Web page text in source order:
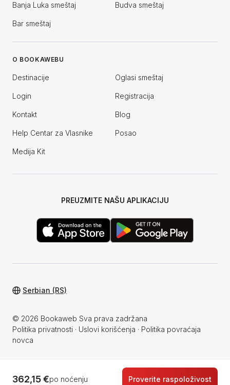
362,15 €po noćenju Proverite raspoloživost
Banja Luka smeštaj Budva smeštaj
Bar smeštaj
O BOOKAWEBU
Destinacije Oglasi smeštaj
Login Registracija
Kontakt Blog
Help Centar za Vlasnike Posao
Medija Kit
PREUZMITE NAŠU APLIKACIJU
© 2026 Bookaweb Sva prava zadržana
Politika privatnosti · Uslovi korišćenja · Politika povraćaja
novca
Serbian (RS)